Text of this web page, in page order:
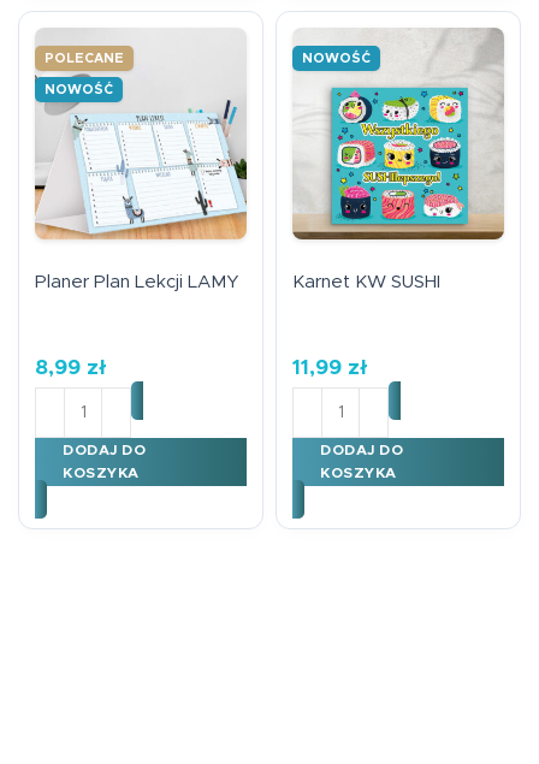
POLECANE
NOWOŚĆ
Planer Plan Lekcji LAMY
8,99 zł
ilość Planer Plan Lekcji LAMY
DODAJ DO
KOSZYKA
NOWOŚĆ
Karnet KW SUSHI
11,99 zł
ilość Karnet KW SUSHI
DODAJ DO
KOSZYKA